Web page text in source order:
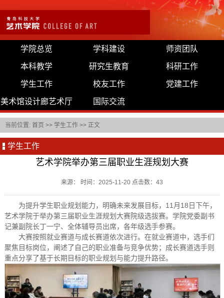
学院总览 学科建设 师资团队
本科教学 研究生教育 科研工作
学生工作 校友工作 党建工作
美术馆设计廊艺术厅 国际交流
当前位置: 首页 >> 学生工作 >> 正文
学生工作
艺术学院举办第三届职业生涯规划大赛
来源： 时间：2025-11-20 点击数： 43
为提升学生职业规划能力，明确未来发展目标，11月18日下午，
艺术学院于举办第三届职业生涯规划大赛院级选拔赛。学院党委副书
记兼副院长丁一宁、全体辅导员出席，各年级选手参赛。
大赛按照就业赛道与成长赛道依次进行。在就业赛道中，选手们
聚焦目标岗位，阐述了自己的职业准备与竞争优势；成长赛道选手则
重点分享了基于长期目标的职业规划与能力提升路径。